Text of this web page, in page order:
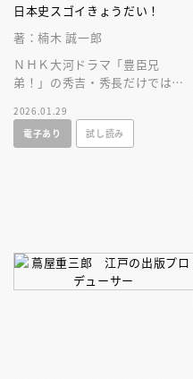
日本史スゴイきょうだい！
著：楠木 誠一郎
ＮＨＫ大河ドラマ「豊臣兄
弟！」の秀吉・秀長だけではな
ら日本史の中で輝きを放つ１１
組のきょうだい！
2026.01.29
電子あり
試し読み